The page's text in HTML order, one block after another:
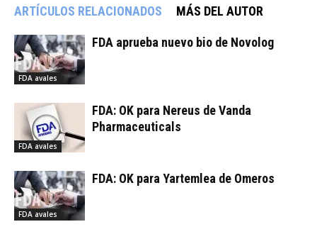
ARTÍCULOS RELACIONADOS MÁS DEL AUTOR
FDA avales
FDA aprueba nuevo bio de Novolog
FDA avales
FDA: OK para Nereus de Vanda
Pharmaceuticals
FDA avales
FDA: OK para Yartemlea de Omeros